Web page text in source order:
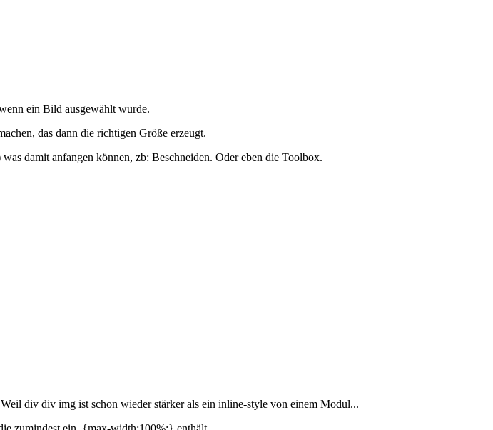
ein Bild ausgewählt wurde.
das dann die richtigen Größe erzeugt.
damit anfangen können, zb: Beschneiden. Oder eben die Toolbox.
div div img ist schon wieder stärker als ein inline-style von einem Modul...